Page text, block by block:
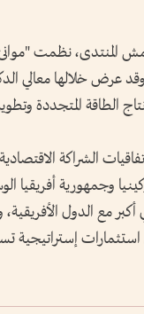
المنتدى، نظمت "موانئ
وقد عرض خلالها معالي
الطاقة المتجددة
الشراكة
وجمهورية أفريقيا
مع الدول
إستراتيجية